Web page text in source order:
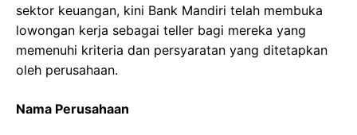
sektor keuangan, kini Bank Mandiri telah membuka
lowongan kerja sebagai teller bagi mereka yang
memenuhi kriteria dan persyaratan yang ditetapkan
oleh perusahaan.
Nama Perusahaan